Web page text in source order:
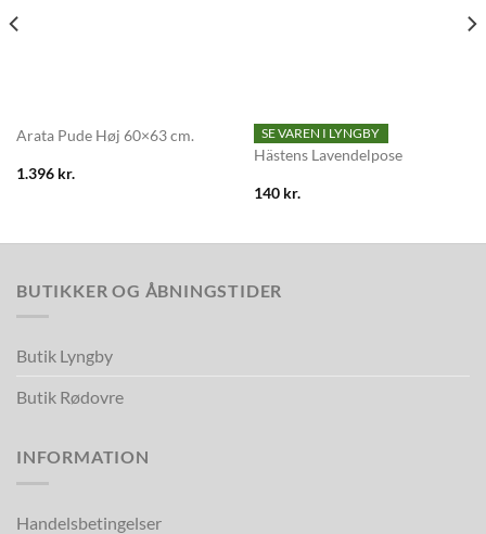
Arata Pude Høj 60×63 cm.
1.396 kr.
SE VAREN I LYNGBY
Hästens Lavendelpose
140 kr.
BUTIKKER OG ÅBNINGSTIDER
Butik Lyngby
Butik Rødovre
INFORMATION
Handelsbetingelser